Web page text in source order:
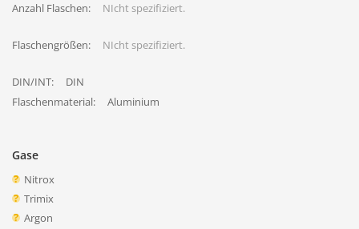
Anzahl Flaschen: NIcht spezifiziert.
Flaschengrößen: NIcht spezifiziert.
DIN/INT:
DIN
Flaschenmaterial:
Aluminium
Gase
Nitrox
Trimix
Argon